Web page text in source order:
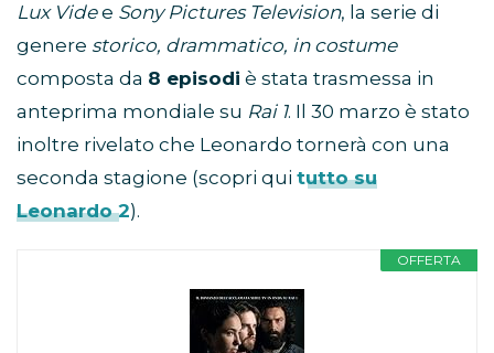
Lux Videe Sony Pictures Television, la serie di
genere storico, drammatico, in costume
composta da 8 episodi è stata trasmessa in
anteprima mondiale su Rai 1. Il 30 marzo è stato
inoltre rivelato che Leonardo tornerà con una
seconda stagione (scopri qui tutto su
Leonardo 2).
OFFERTA